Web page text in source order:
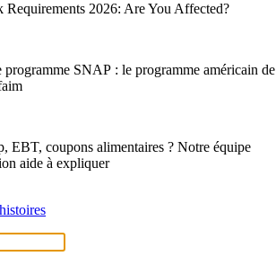
Requirements 2026: Are You Affected?
programme SNAP : le programme américain de
EBT, coupons alimentaires ? Notre équipe
aide à expliquer